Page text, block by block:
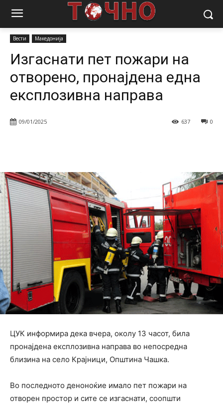
Почетна
Изгаснати пет пожари на отворено, пронајдена
Вести Македонија
Изгаснати пет пожари на
отворено, пронајдена една
експлозивна направа
09/01/2025 0
637
ЦУК информира дека вчера, околу 13 часот, била
пронајдена експлозивна направа во непосредна
близина на село Крајници, Општина Чашка.
Во последното деноноќие имало пет пожари на
отворен простор и сите се изгаснати, соопшти